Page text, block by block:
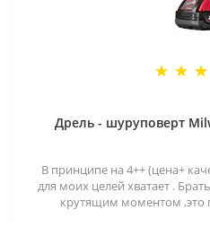
Дрель - шуруповерт
В принципе на 4++ (цена+
для моих целей хватает .
крутящим моментом ,это